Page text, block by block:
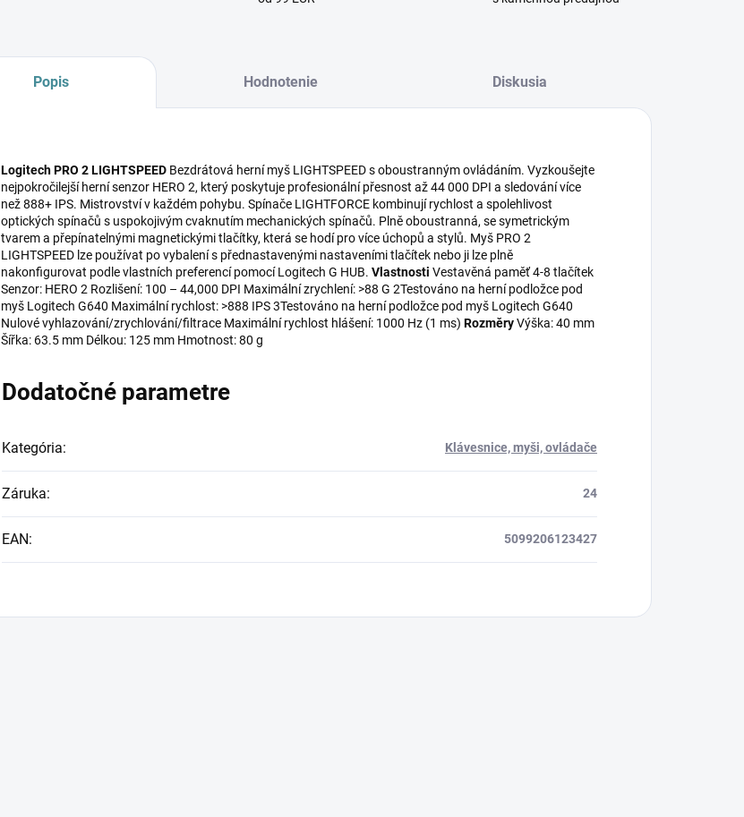
Popis Hodnotenie Diskusia
Logitech PRO 2 LIGHTSPEED Bezdrátová herní myš LIGHTSPEED s oboustranným ovládáním. Vyzkoušejte
nejpokročilejší herní senzor HERO 2, který poskytuje profesionální přesnost až 44 000 DPI a sledování více
než 888+ IPS. Mistrovství v každém pohybu. Spínače LIGHTFORCE kombinují rychlost a spolehlivost
optických spínačů s uspokojivým cvaknutím mechanických spínačů. Plně oboustranná, se symetrickým
tvarem a přepínatelnými magnetickými tlačítky, která se hodí pro více úchopů a stylů. Myš PRO 2
LIGHTSPEED lze používat po vybalení s přednastavenými nastaveními tlačítek nebo ji lze plně
nakonfigurovat podle vlastních preferencí pomocí Logitech G HUB. Vlastnosti Vestavěná paměť 4-8 tlačítek
Senzor: HERO 2 Rozlišení: 100 – 44,000 DPI Maximální zrychlení: >88 G 2Testováno na herní podložce pod
myš Logitech G640 Maximální rychlost: >888 IPS 3Testováno na herní podložce pod myš Logitech G640
Nulové vyhlazování/zrychlování/filtrace Maximální rychlost hlášení: 1000 Hz (1 ms) RozměryVýška: 40 mm
Šířka: 63.5 mm Délkou: 125 mm Hmotnost: 80 g
Dodatočné parametre
Kategória: Klávesnice, myši, ovládače
Záruka: 24
EAN: 5099206123427